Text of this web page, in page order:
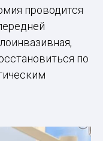
проводится
по